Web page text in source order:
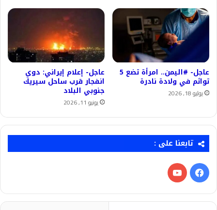
عاجل- #اليمن.. امرأة تضع 5
توائم في ولادة نادرة
يوليو 18, 2026
عاجل- إعلام إيراني: دوي
انفجار قرب ساحل سيريك
جنوبي البلاد
يونيو 11, 2026
تابعنا على :
فيسبوك‫YouTube